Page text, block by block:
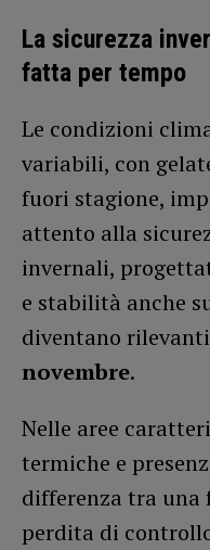
La sicurezza
fatta per tempo
Le condizioni
variabili, con
fuori stagione,
attento alla
invernali,
e stabilità anche
diventano rilevanti
novembre.
Nelle aree
termiche e
differenza tra una
perdita di